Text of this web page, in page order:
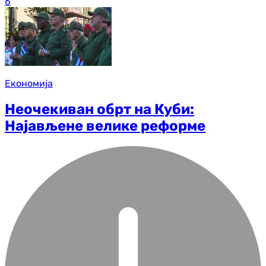
Економија
Неочекиван обрт на Куби:
Најављене велике реформе